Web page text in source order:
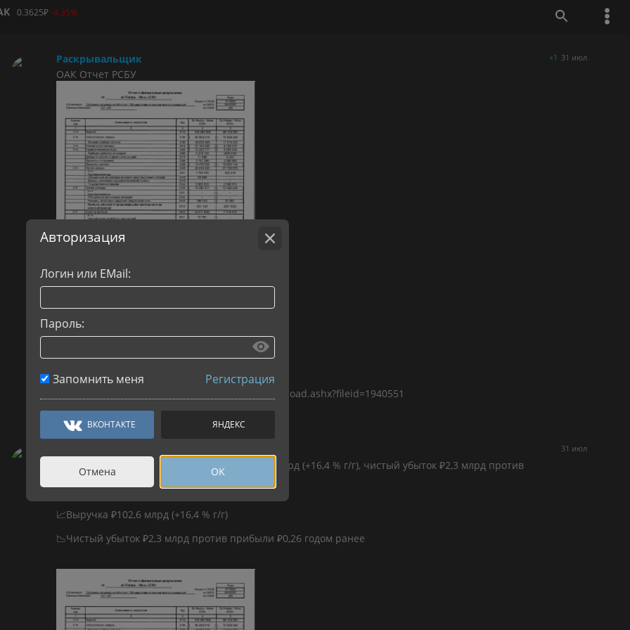
0.3625₽-4.35%
Раскрывальщик
ОАК Отчет РСБУ
Источник:https://www.e-disclosure.ru/portal/fileload.ashx?fileid=1940551
Авто-репост. Читать в блоге
>>>
31 июл
+1
ОАК: Выручка в 1п 2026 года по РСБУ ₽102,6 млрд (+16,4 % г/г), чистый убыток ₽2,3 млрд против
прибыли ₽0,26 годом ранее
ОАК РСБУ 1п 2026:
📈Выручка ₽102,6 млрд (+16,4 % г/г)
📉Чистый убыток ₽2,3 млрд против прибыли ₽0,26 годом ранее
31 июл
Авторизация
Логин или EMail:
Пароль:
Регистрация
Запомнить меня
ВКОНТАКТЕ ЯНДЕКС
Отмена OK